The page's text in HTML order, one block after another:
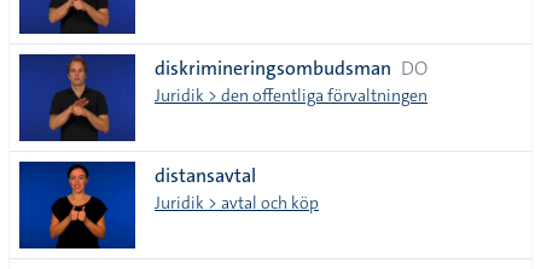
diskrimineringsombudsman DO
Juridik > den offentliga förvaltningen
distansavtal
Juridik > avtal och köp